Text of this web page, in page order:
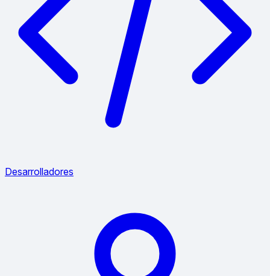
Desarrolladores